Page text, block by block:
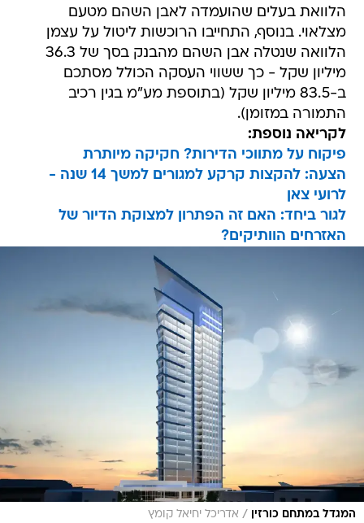
הלוואת בעלים שהועמדה לאבן השהם מטעם
מצלאוי. בנוסף, התחייבו הרוכשות ליטול על עצמן
הלוואה שנטלה אבן השהם מהבנק בסך של 36.3
מיליון שקל - כך ששווי העסקה הכולל מסתכם
ב-83.5 מיליון שקל (בתוספת מע"מ בגין רכיב
התמורה במזומן).
לקריאה נוספת:
פיקוח על מתווכי הדירות? חקיקה מיותרת
הצעה: להקצות קרקע למגורים למשך 14 שנה -
לרועי צאן
לגור ביחד: האם זה הפתרון למצוקת הדיור של
האזרחים הוותיקים?
המגדל במתחם כורזין / אדריכל יחיאל קומץ